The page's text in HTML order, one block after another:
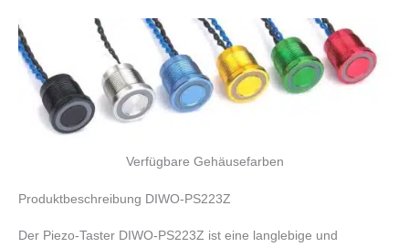
Verfügbare Gehäusefarben
Produktbeschreibung DIWO-PS223Z
Der Piezo-Taster DIWO-PS223Z ist eine langlebige und